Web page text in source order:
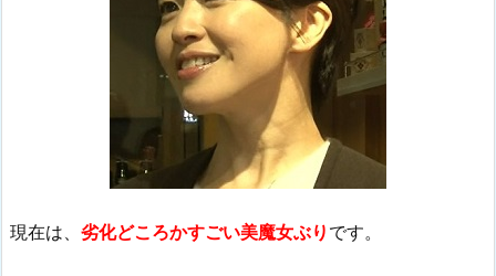
現在は、 劣化どころかすごい美魔女ぶり です。